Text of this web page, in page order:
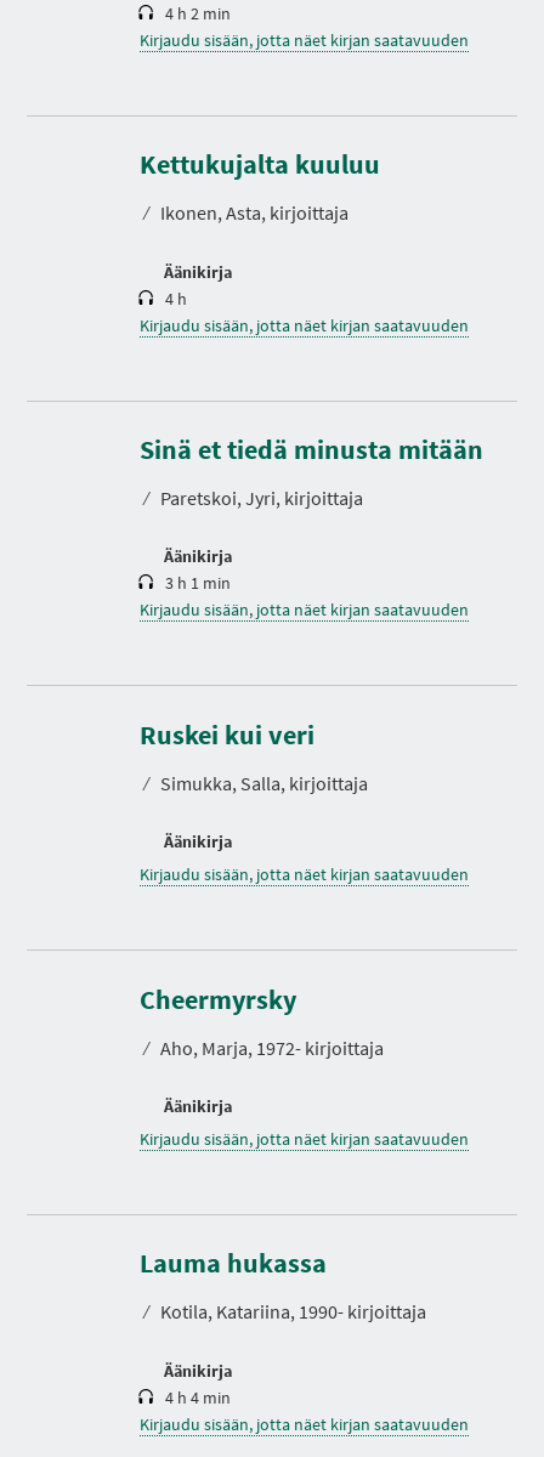
4 h 2 min
Kirjaudu sisään, jotta näet kirjan saatavuuden
Kettukujalta kuuluu
⁄ Ikonen, Asta, kirjoittaja
Äänikirja
K
s
t
4 h
Kirjaudu sisään, jotta näet kirjan saatavuuden
Sinä et tiedä minusta mitään
⁄ Paretskoi, Jyri, kirjoittaja
Äänikirja
K
s
t
3 h 1 min
Kirjaudu sisään, jotta näet kirjan saatavuuden
Ruskei kui veri
⁄ Simukka, Salla, kirjoittaja
Äänikirja
Kirjaudu sisään, jotta näet kirjan saatavuuden
Cheermyrsky
⁄ Aho, Marja, 1972- kirjoittaja
Äänikirja
Kirjaudu sisään, jotta näet kirjan saatavuuden
Lauma hukassa
⁄ Kotila, Katariina, 1990- kirjoittaja
Äänikirja
K
s
t
4 h 4 min
Kirjaudu sisään, jotta näet kirjan saatavuuden